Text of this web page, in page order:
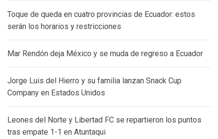
Toque de queda en cuatro provincias de Ecuador: estos
serán los horarios y restricciones
Mar Rendón deja México y se muda de regreso a Ecuador
Jorge Luis del Hierro y su familia lanzan Snack Cup
Company en Estados Unidos
Leones del Norte y Libertad FC se repartieron los puntos
tras empate 1-1 en Atuntaqui